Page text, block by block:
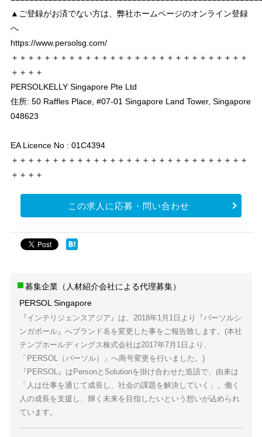
▲ご登録がお済でない方は、弊社ホームページのオンライン登録
へ
https://www.persolsg.com/
＋＋＋＋＋＋＋＋＋＋＋＋＋＋＋＋＋＋＋＋＋＋＋＋＋＋＋＋＋
＋＋＋＋
PERSOLKELLY Singapore Pte Ltd
住所: 50 Raffles Place, #07-01 Singapore Land Tower, Singapore
048623
EA Licence No : 01C4394
＋＋＋＋＋＋＋＋＋＋＋＋＋＋＋＋＋＋＋＋＋＋＋＋＋＋＋＋＋
＋＋＋＋
この求人に応募・問い合わせ
募集企業（人材紹介会社による代理募集）
PERSOL Singapore
『インテリジェンスアジア』は、2018年1月1日より『パーソルシ
ンガポール』へブランド名を変更した事をご報告致します。(本社
テンプホールディングス株式会社は2017年7月1日より、
「PERSOL（パーソル）」へ商号変更を行いました。)
『PERSOL』はPersonとSolutionを掛け合わせた造語で、由来は
「人は仕事を通じて成長し、社会の課題を解決していく」。働く
人の成長を支援し、輝く未来を目指したいという想いが込められ
ています。